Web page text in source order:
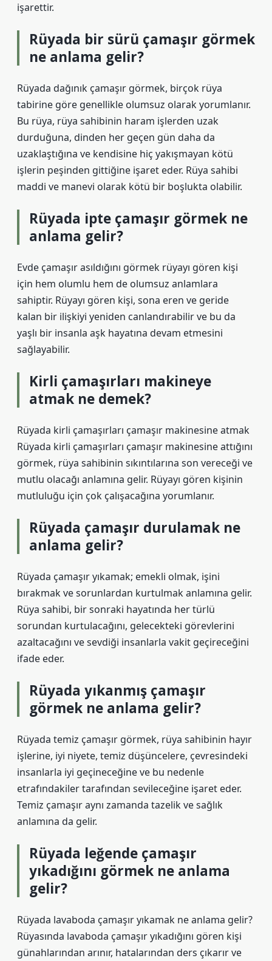
işarettir.
Rüyada bir sürü çamaşır görmek
ne anlama gelir?
Rüyada dağınık çamaşır görmek, birçok rüya
tabirine göre genellikle olumsuz olarak yorumlanır.
Bu rüya, rüya sahibinin haram işlerden uzak
durduğuna, dinden her geçen gün daha da
uzaklaştığına ve kendisine hiç yakışmayan kötü
işlerin peşinden gittiğine işaret eder. Rüya sahibi
maddi ve manevi olarak kötü bir boşlukta olabilir.
Rüyada ipte çamaşır görmek ne
anlama gelir?
Evde çamaşır asıldığını görmek rüyayı gören kişi
için hem olumlu hem de olumsuz anlamlara
sahiptir. Rüyayı gören kişi, sona eren ve geride
kalan bir ilişkiyi yeniden canlandırabilir ve bu da
yaşlı bir insanla aşk hayatına devam etmesini
sağlayabilir.
Kirli çamaşırları makineye
atmak ne demek?
Rüyada kirli çamaşırları çamaşır makinesine atmak
Rüyada kirli çamaşırları çamaşır makinesine attığını
görmek, rüya sahibinin sıkıntılarına son vereceği ve
mutlu olacağı anlamına gelir. Rüyayı gören kişinin
mutluluğu için çok çalışacağına yorumlanır.
Rüyada çamaşır durulamak ne
anlama gelir?
Rüyada çamaşır yıkamak; emekli olmak, işini
bırakmak ve sorunlardan kurtulmak anlamına gelir.
Rüya sahibi, bir sonraki hayatında her türlü
sorundan kurtulacağını, gelecekteki görevlerini
azaltacağını ve sevdiği insanlarla vakit geçireceğini
ifade eder.
Rüyada yıkanmış çamaşır
görmek ne anlama gelir?
Rüyada temiz çamaşır görmek, rüya sahibinin hayır
işlerine, iyi niyete, temiz düşüncelere, çevresindeki
insanlarla iyi geçineceğine ve bu nedenle
etrafındakiler tarafından sevileceğine işaret eder.
Temiz çamaşır aynı zamanda tazelik ve sağlık
anlamına da gelir.
Rüyada leğende çamaşır
yıkadığını görmek ne anlama
gelir?
Rüyada lavaboda çamaşır yıkamak ne anlama gelir?
Rüyasında lavaboda çamaşır yıkadığını gören kişi
günahlarından arınır, hatalarından ders çıkarır ve